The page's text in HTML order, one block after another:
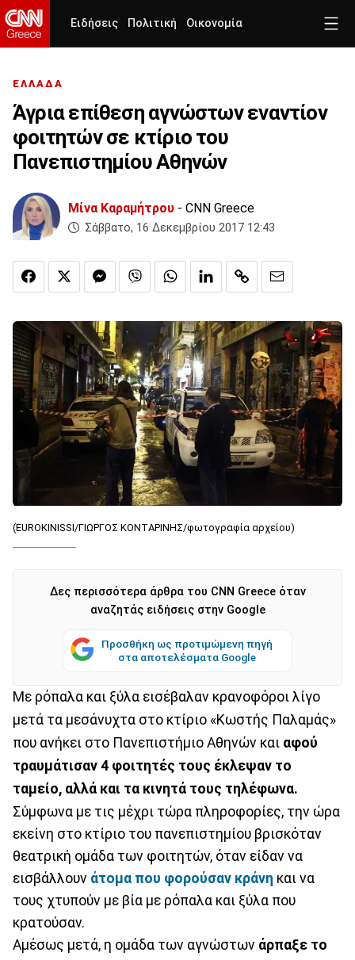
Ειδήσεις Πολιτική Οικονομία
ΕΛΛΑΔΑ
Άγρια επίθεση αγνώστων εναντίον
φοιτητών σε κτίριο του
Πανεπιστημίου Αθηνών
Μίνα Καραμήτρου - CNN Greece
Σάββατο, 16 Δεκεμβρίου 2017 12:43
(EUROKINISSI/ΓΙΩΡΓΟΣ ΚΟΝΤΑΡΙΝΗΣ/φωτογραφία αρχείου)
Δες περισσότερα άρθρα του CNN Greece όταν
αναζητάς ειδήσεις στην Google
Προσθήκη ως προτιμώμενη πηγή
στα αποτελέσματα Google
Με ρόπαλα και ξύλα εισέβαλαν κρανοφόροι λίγο
μετά τα μεσάνυχτα στο κτίριο «Κωστής Παλαμάς»
που ανήκει στο Πανεπιστήμιο Αθηνών και αφού
τραυμάτισαν 4 φοιτητές τους έκλεψαν το
ταμείο, αλλά και τα κινητά τους τηλέφωνα.
Σύμφωνα με τις μέχρι τώρα πληροφορίες, την ώρα
εκείνη στο κτίριο του πανεπιστημίου βρισκόταν
θεατρική ομάδα των φοιτητών, όταν είδαν να
εισβάλλουν άτομα που φορούσαν κράνη και να
τους χτυπούν με βία με ρόπαλα και ξύλα που
κρατούσαν.
Αμέσως μετά, η ομάδα των αγνώστων άρπαξε το